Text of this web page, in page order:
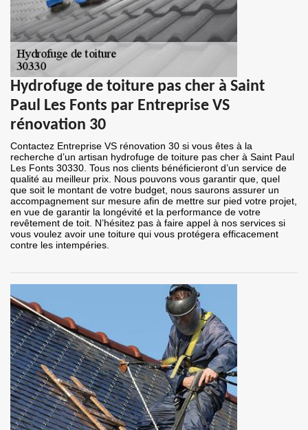
Hydrofuge de toiture pas cher à Saint
Paul Les Fonts par Entreprise VS
rénovation 30
Contactez Entreprise VS rénovation 30 si vous êtes à la
recherche d’un artisan hydrofuge de toiture pas cher à Saint Paul
Les Fonts 30330. Tous nos clients bénéficieront d’un service de
qualité au meilleur prix. Nous pouvons vous garantir que, quel
que soit le montant de votre budget, nous saurons assurer un
accompagnement sur mesure afin de mettre sur pied votre projet,
en vue de garantir la longévité et la performance de votre
revêtement de toit. N’hésitez pas à faire appel à nos services si
vous voulez avoir une toiture qui vous protégera efficacement
contre les intempéries.